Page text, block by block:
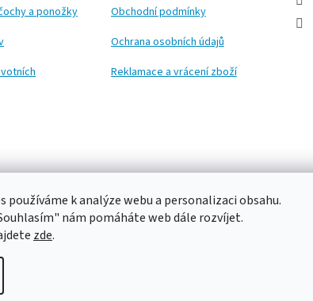
používáme k analýze webu a personalizaci obsahu.
nám pomáháte web dále rozvíjet.
zde.
a ponožky
Obchodní podmínky
Ochrana osobních údajů
Reklamace a vrácení zboží